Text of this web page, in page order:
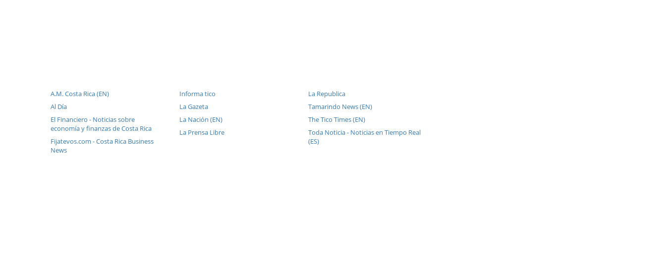
A.M. Costa Rica (EN)
Al Día
El Financiero - Noticias sobre
economía y finanzas de Costa Rica
Fijatevos.com - Costa Rica Business
News
Informa tico
La Gazeta
La Nación (EN)
La Prensa Libre
La Republica
Tamarindo News (EN)
The Tico Times (EN)
Toda Noticia - Noticias en Tiempo Real
(ES)